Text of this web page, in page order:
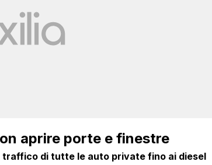
aprire porte e finestre
traffico di tutte le auto private fino ai diesel